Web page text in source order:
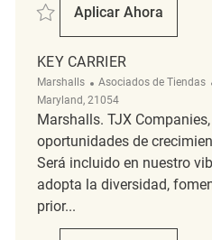
Salvar Key Carrier REQ141393
Aplicar Ahora
Key Carrier
KEY CARRIER
Marshalls Categoría
Asociados de Tiendas
Maryland, 21054
Marshalls. TJX
oportunidades de
Será incluido en nuestro
adopta la diversidad,
prior...